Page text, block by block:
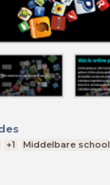
+1 Middelbare school